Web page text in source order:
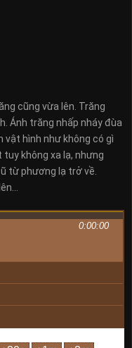
cũng vừa lên. Trăng
Ánh trăng nhấp nháy đùa
vật hình như không có gì
không xa lạ, nhưng
từ phương lạ trở về.
0:00:00